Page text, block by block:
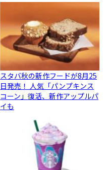
スタバ秋の新作フードが8月25
日発売！ 人気「パンプキンス
コーン」復活、新作アップルパ
イも